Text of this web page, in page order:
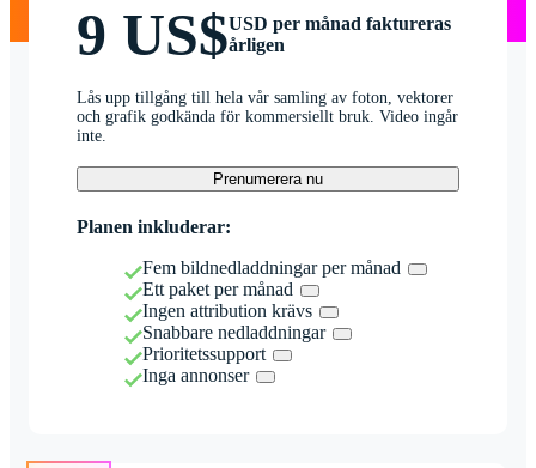
9 US$USD per månad faktureras
årligen
Lås upp tillgång till hela vår samling av foton, vektorer
och grafik godkända för kommersiellt bruk. Video ingår
inte.
Prenumerera nu
Planen inkluderar:
Fem bildnedladdningar per månad
Ett paket per månad
Ingen attribution krävs
Snabbare nedladdningar
Prioritetssupport
Inga annonser